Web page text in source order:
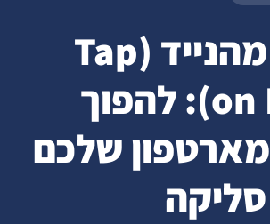
סליקה מהנייד (Tap
on Phone): להפוך
שלכם